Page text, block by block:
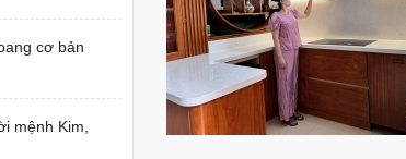
cơ bản
mệnh Kim,